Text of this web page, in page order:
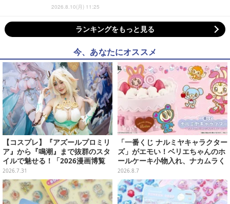
2026.8.10(月) 11:25
ランキングをもっと見る
今、あなたにオススメ
【コスプレ】『アズールプロミリ
ア』から『鳴潮』まで抜群のスタ
イルで魅せる！「2026漫画博覧
会」百花繚乱の台湾美女12選【写
真37枚】
2026.7.31
「一番くじ ナルミヤキャラクター
ズ」がエモい！ベリエちゃんのホ
ールケーキ小物入れ、ナカムラく
んのマスコットなどがズラリ
2026.8.7